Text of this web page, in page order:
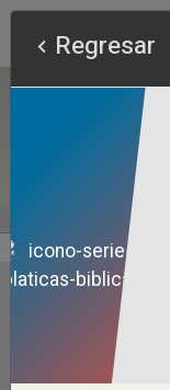
Regresar